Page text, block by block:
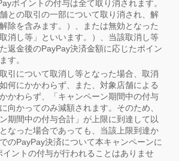
ポイントの付与は全て取り消されます。
との取引の一部について取り消され、解
除を含みます。）、または無効となった
消し等」といいます。）、当該取消し等
返金後のPayPay決済金額に応じたポイン
す。
引について取消し等となった場合、取消
何にかかわらず、また、対象店舗による
かわらず、「キャンペーン期間中の付与
向かってのみ減額されます。そのため、
ン期間中の付与合計」が上限に到達して以
なった場合であっても、当該上限到達か
のPayPay決済について本キャンペーンに
イントの付与が行われることはありませ